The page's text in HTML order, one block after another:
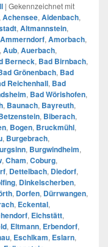
| Gekennzeichnet mit
Achensee, Aidenbach,
, Altmannstein,
Ammerndorf, Amorbach,
, Aub, Auerbach,
Berneck, Bad Birnbach,
Grönenbach, Bad
Reichenhall, Bad
, Bad Wörishofen,
, Baunach, Bayreuth,
, Biberach,
, Bogen, Bruckmühl,
, Burgebrach,
, Burgwindheim,
, Cham, Coburg,
, Dettelbach, Diedorf,
, Dinkelscherben,
, Dorfen, Dürrwangen,
, Eckental,
, Eichstätt,
, Eltmann, Erbendorf,
, Eschlkam, Eslarn,